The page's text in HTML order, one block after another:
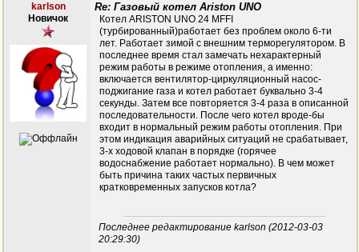
karlson
Новичок
Re: Газовый котел Ariston UNO
Котел ARISTON UNO 24 MFFI
(турбированный)работает без проблем около 6-ти
лет. Работает зимой с внешним терморегулятором. В
последнее время стал замечать нехарактерный
режим работы в режиме отопления, а именно:
включается вентилятор-циркуляционный насос-
поджигание газа и котел работает буквально 3-4
секунды. Затем все повторяется 3-4 раза в описанной
последовательности. После чего котел вроде-бы
входит в нормальный режим работы отопления. При
этом индикация аварийных ситуаций не срабатывает,
3-х ходовой клапан в порядке (горячее
водоснабжение работает нормально). В чем может
быть причина таких частых первичных
кратковременных запусков котла?
Последнее редактирование karlson (2012-03-03
20:29:30)